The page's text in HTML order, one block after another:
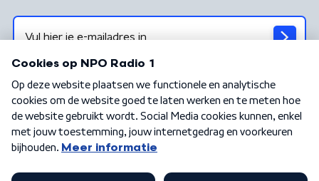
Algemene voorwaarden